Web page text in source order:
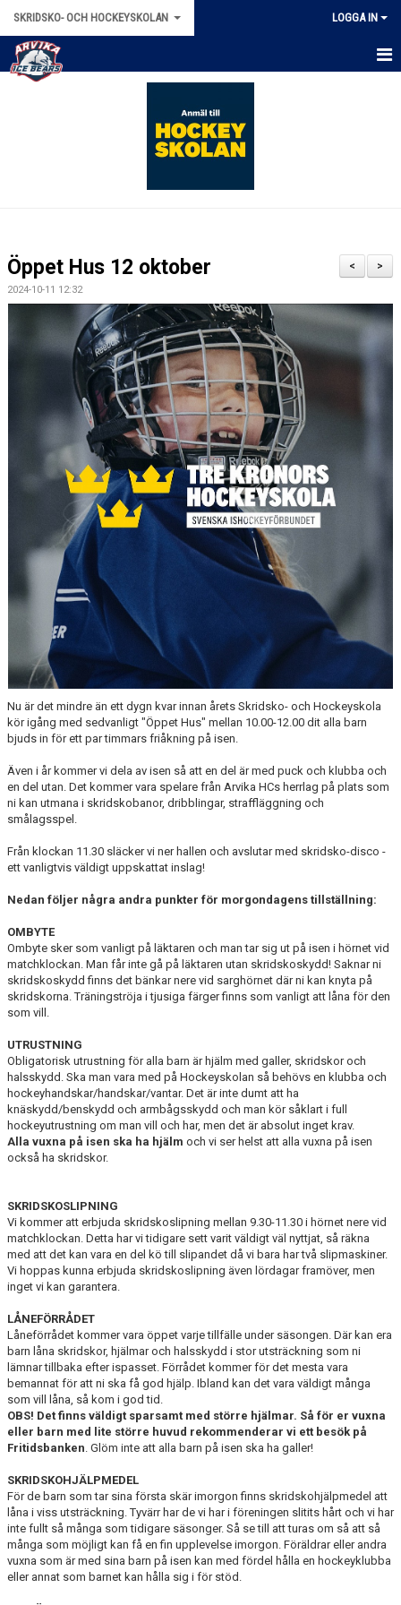
SKRIDSKO- OCH HOCKEYSKOLAN LOGGA IN
BILDGALLERI
>
<
Öppet Hus 12 oktober
2024-10-11 12:32
Nu är det mindre än ett dygn kvar innan årets Skridsko- och Hockeyskola
kör igång med sedvanligt "Öppet Hus" mellan 10.00-12.00 dit alla barn
bjuds in för ett par timmars friåkning på isen.
Även i år kommer vi dela av isen så att en del är med puck och klubba och
en del utan. Det kommer vara spelare från Arvika HCs herrlag på plats som
ni kan utmana i skridskobanor, dribblingar, straffläggning och
smålagsspel.
Från klockan 11.30 släcker vi ner hallen och avslutar med skridsko-disco -
ett vanligtvis väldigt uppskattat inslag!
Nedan följer några andra punkter för morgondagens tillställning:
OMBYTE
Ombyte sker som vanligt på läktaren och man tar sig ut på isen i hörnet vid
matchklockan. Man får inte gå på läktaren utan skridskoskydd! Saknar ni
skridskoskydd finns det bänkar nere vid sarghörnet där ni kan knyta på
skridskorna. Träningströja i tjusiga färger finns som vanligt att låna för den
som vill.
UTRUSTNING
Obligatorisk utrustning för alla barn är hjälm med galler, skridskor och
halsskydd. Ska man vara med på Hockeyskolan så behövs en klubba och
hockeyhandskar/handskar/vantar. Det är inte dumt att ha
knäskydd/benskydd och armbågsskydd och man kör såklart i full
hockeyutrustning om man vill och har, men det är absolut inget krav.
Alla vuxna på isen ska ha hjälm och vi ser helst att alla vuxna på isen
också ha skridskor.
SKRIDSKOSLIPNING
Vi kommer att erbjuda skridskoslipning mellan 9.30-11.30 i hörnet nere vid
matchklockan. Detta har vi tidigare sett varit väldigt väl nyttjat, så räkna
med att det kan vara en del kö till slipandet då vi bara har två slipmaskiner.
Vi hoppas kunna erbjuda skridskoslipning även lördagar framöver, men
inget vi kan garantera.
LÅNEFÖRRÅDET
Låneförrådet kommer vara öppet varje tillfälle under säsongen. Där kan era
barn låna skridskor, hjälmar och halsskydd i stor utsträckning som ni
lämnar tillbaka efter ispasset. Förrådet kommer för det mesta vara
bemannat för att ni ska få god hjälp. Ibland kan det vara väldigt många
som vill låna, så kom i god tid.
OBS! Det finns väldigt sparsamt med större hjälmar. Så för er vuxna
eller barn med lite större huvud rekommenderar vi ett besök på
Fritidsbanken. Glöm inte att alla barn på isen ska ha galler!
SKRIDSKOHJÄLPMEDEL
För de barn som tar sina första skär imorgon finns skridskohjälpmedel att
låna i viss utsträckning. Tyvärr har de vi har i föreningen slitits hårt och vi har
inte fullt så många som tidigare säsonger. Så se till att turas om så att så
många som möjligt kan få en fin upplevelse imorgon. Föräldrar eller andra
vuxna som är med sina barn på isen kan med fördel hålla en hockeyklubba
eller annat som barnet kan hålla sig i för stöd.